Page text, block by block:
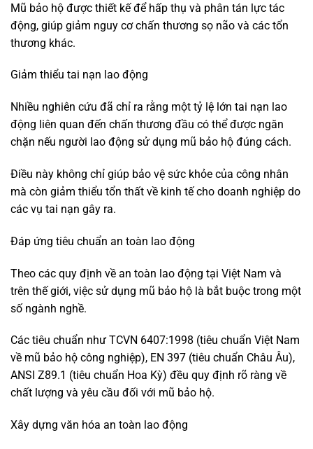
Mũ bảo hộ được thiết kế để hấp thụ và phân tán lực tác
động, giúp giảm nguy cơ chấn thương sọ não và các tổn
thương khác.
Giảm thiểu tai nạn lao động
Nhiều nghiên cứu đã chỉ ra rằng một tỷ lệ lớn tai nạn lao
động liên quan đến chấn thương đầu có thể được ngăn
chặn nếu người lao động sử dụng mũ bảo hộ đúng cách.
Điều này không chỉ giúp bảo vệ sức khỏe của công nhân
mà còn giảm thiểu tổn thất về kinh tế cho doanh nghiệp do
các vụ tai nạn gây ra.
Đáp ứng tiêu chuẩn an toàn lao động
Theo các quy định về an toàn lao động tại Việt Nam và
trên thế giới, việc sử dụng mũ bảo hộ là bắt buộc trong một
số ngành nghề.
Các tiêu chuẩn như TCVN 6407:1998 (tiêu chuẩn Việt Nam
về mũ bảo hộ công nghiệp), EN 397 (tiêu chuẩn Châu Âu),
ANSI Z89.1 (tiêu chuẩn Hoa Kỳ) đều quy định rõ ràng về
chất lượng và yêu cầu đối với mũ bảo hộ.
Xây dựng văn hóa an toàn lao động